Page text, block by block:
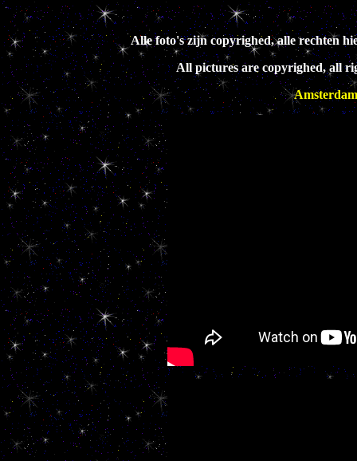
Alle foto's zijn copyrighed, alle rechten
All pictures are copyrighed, all